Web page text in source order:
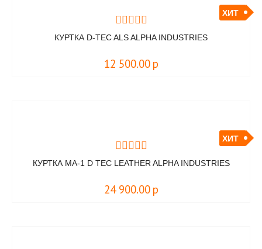
ХИТ
КУРТКА D-TEC ALS ALPHA INDUSTRIES
12 500.00 р
ХИТ
КУРТКА MA-1 D TEC LEATHER ALPHA INDUSTRIES
24 900.00 р